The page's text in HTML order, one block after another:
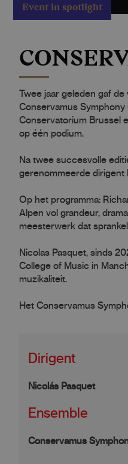
Event in spotlight
Twee jaar geleden gaf
Conservamus
Conservatorium Brussel
op één podium.
Na twee succesvolle
gerenommeerde dirigent
Op het programma:
Alpen vol grandeur,
meesterwerk dat
Nicolas Pasquet, sinds
College of Music in
muzikaliteit.
Het Conservamus
Dirigent
Nicolás Pasquet
Ensemble
Conservamus